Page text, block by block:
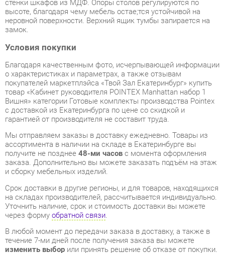
Условия покупки
Благодаря качественным фото, исчерпывающей информации
покупателей маркетплэйса «Твой Зал Екатеринбург» купить
товар «Кабинет руководителя POINTEX Manhattan набор 1
Вишня» категории Готовые комплекты производства Pointex
с доставкой из Екатеринбурга по цене со скидкой и
гарантией от производителя не составит труда.
Мы отправляем заказы в доставку ежедневно. Товары из
ассортимента в наличии на складе в Екатеринбурге вы
получите не позднее48-ми часовс момента оформления
заказа. Дополнительно вы можете заказать подъём на этаж
и сборку мебельных изделий.
Срок доставки в другие регионы, и для товаров, находящихся
на складах производителей, рассчитывается индивидуально.
Уточнить наличие, срок и стоимость доставки вы можете
через формуобратной связи.
В любой момент до передачи заказа в доставку, а также в
течение 7-ми дней после получения заказа вы можете
изменить выборили принять решение об отказе от покупки.
Несмотря на качественную упаковку, готовые комплекты
могут быть повреждены при транспортировке. Если Вы
заметили дефект при приёме - мы заменим поврежденную
деталь.Повторная доставкатовара -бесплатна.